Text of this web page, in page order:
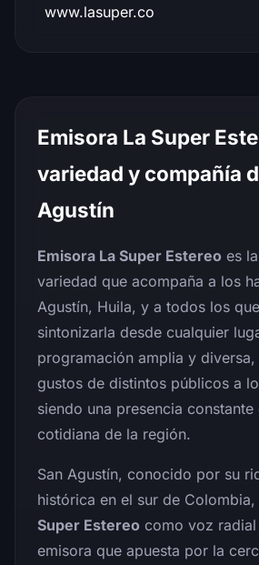
www.lasuper.co
Emisora La Super
variedad y compañía
Agustín
Emisora La Super Estereo es
variedad que acompaña a los
Agustín, Huila, y a todos los
sintonizarla desde cualquier
programación amplia y
gustos de distintos públicos a
siendo una presencia constante
cotidiana de la región.
San Agustín, conocido por su
histórica en el sur de
Super Estereo como voz
emisora que apuesta por la